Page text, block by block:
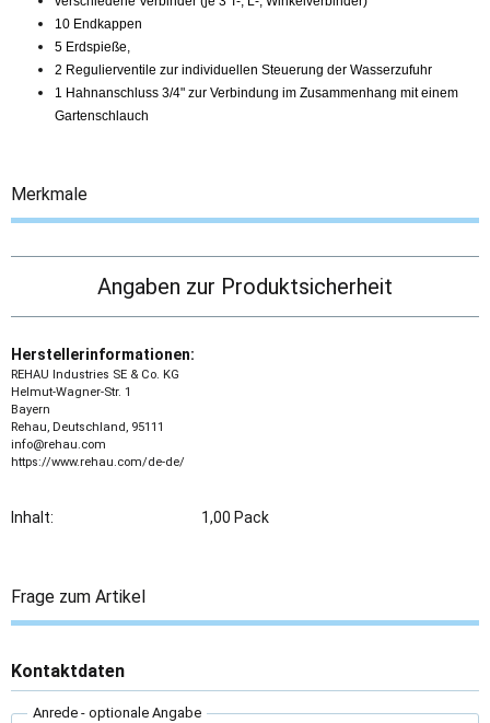
10 Endkappen
5 Erdspieße,
2 Regulierventile zur individuellen Steuerung der Wasserzufuhr
1 Hahnanschluss 3/4" zur Verbindung im Zusammenhang mit einem
Gartenschlauch
Merkmale
Angaben zur Produktsicherheit
Herstellerinformationen:
REHAU Industries SE & Co. KG
Helmut-Wagner-Str. 1
Bayern
Rehau, Deutschland, 95111
info@rehau.com
https://www.rehau.com/de-de/
Inhalt: 1,00 Pack
Frage zum Artikel
Kontaktdaten
Anrede - optionale Angabe